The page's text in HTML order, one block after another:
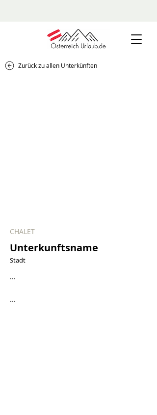
Zurück zu allen Unterkünften
CHALET
Unterkunftsname
Stadt
...
...